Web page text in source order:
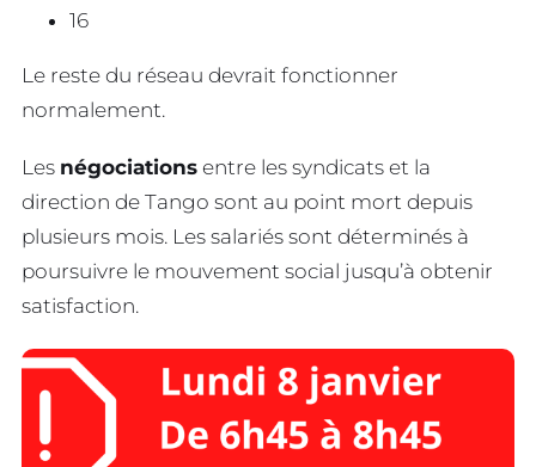
16
Le reste du réseau devrait fonctionner
normalement.
Les négociations entre les syndicats et la
direction de Tango sont au point mort depuis
plusieurs mois. Les salariés sont déterminés à
poursuivre le mouvement social jusqu’à obtenir
satisfaction.